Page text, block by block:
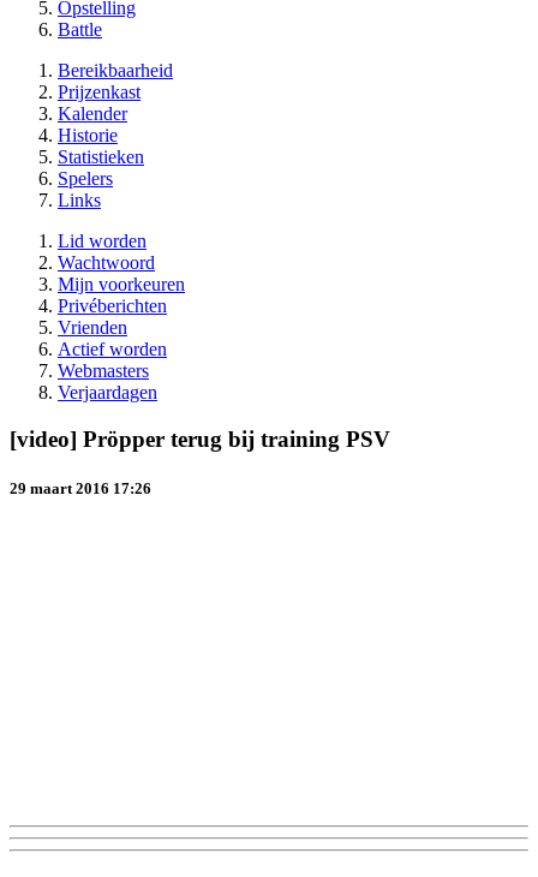
Opstelling
Battle
Bereikbaarheid
Prijzenkast
Kalender
Historie
Statistieken
Spelers
Links
Lid worden
Wachtwoord
Mijn voorkeuren
Privéberichten
Vrienden
Actief worden
Webmasters
Verjaardagen
[video] Pröpper terug bij training PSV
29 maart 2016 17:26